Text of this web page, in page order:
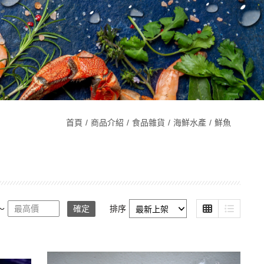
首頁 商品介紹 食品雜貨 海鮮水產 鮮魚
確定 排序